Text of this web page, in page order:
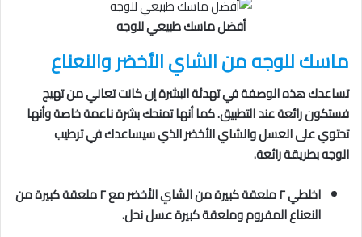
أفضل ماسك طبيعي للوجه
ماسك للوجه من الشاي الأخضر والنعناع
تساعدك هذه الوصفة في تهدئة البشرة إن كانت تعاني من تهيج
فستكون رائعة عند التطبيق. كما أنها تمنحك بشرة ناعمة خاصة وأنها
تحتوي على العسل والشاي الأخضر الذي سيساعدك في ترطيب
الوجه بطريقة رائعة.
اخلطي ٢ ملعقة كبيرة من الشاي الأخضر مع ٢ ملعقة كبيرة من
النعناع المفروم وملعقة كبيرة عسل نحل.